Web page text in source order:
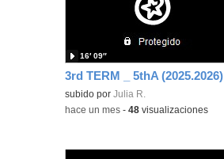
3rd TERM _ 5thA (2025.2026)
Contenido educativo.
subido porJulia R.
16′ 09″
-hace un mes -48 visualizaciones